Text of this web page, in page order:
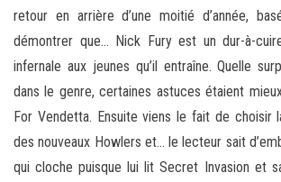
retour en arrière d’une moitié d’année,
démontrer que… Nick Fury est un dur-à-
infernale aux jeunes qu’il entraîne. Quelle
dans le genre, certaines astuces étaient
For Vendetta. Ensuite viens le fait de choisir
des nouveaux Howlers et… le lecteur sait
qui cloche puisque lui lit Secret Invasion et